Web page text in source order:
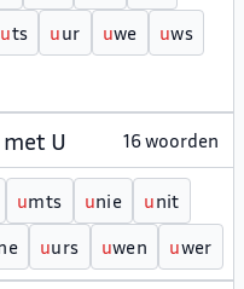
uts uur uwe uws
U 16 woorden
umts unie unit
uurs uwen uwer